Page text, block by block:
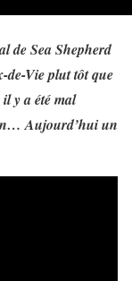
de Sea Shepherd
de-Vie plut tôt que
y a été mal
Aujourd’hui un